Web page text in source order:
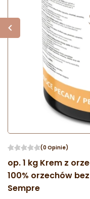
(0 Opinie)
op. 1 kg Krem z
100% orzechów
Sempre